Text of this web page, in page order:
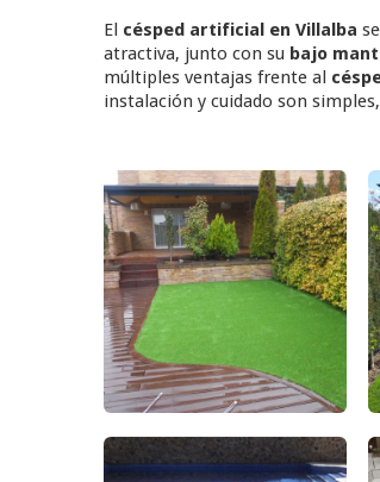
El césped artificial en Villalba
atractiva, junto con su bajo
múltiples ventajas frente al
instalación y cuidado son